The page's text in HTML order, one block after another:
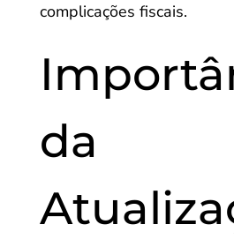
complicações fiscais.
da